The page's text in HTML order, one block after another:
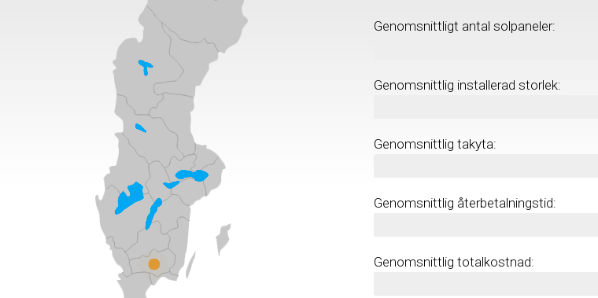
Genomsnittligt antal solpaneler:
Genomsnittlig installerad storlek:
Genomsnittlig takyta:
Genomsnittlig återbetalningstid:
Genomsnittlig totalkostnad: